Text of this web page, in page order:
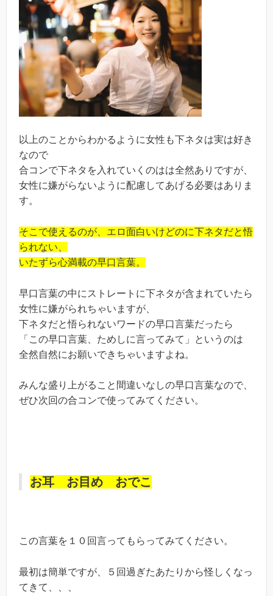
以上のことからわかるように女性も下ネタは実は好き
なので
合コンで下ネタを入れていくのはは全然ありですが、
女性に嫌がらないように配慮してあげる必要はありま
す。
そこで使えるのが、エロ面白いけどのに下ネタだと悟
られない、
いたずら心満載の早口言葉。
早口言葉の中にストレートに下ネタが含まれていたら
女性に嫌がられちゃいますが、
下ネタだと悟られないワードの早口言葉だったら
「この早口言葉、ためしに言ってみて」というのは
全然自然にお願いできちゃいますよね。
みんな盛り上がること間違いなしの早口言葉なので、
ぜひ次回の合コンで使ってみてください。
お耳 お目め おでこ
この言葉を１０回言ってもらってみてください。
最初は簡単ですが、５回過ぎたあたりから怪しくなっ
てきて、、、